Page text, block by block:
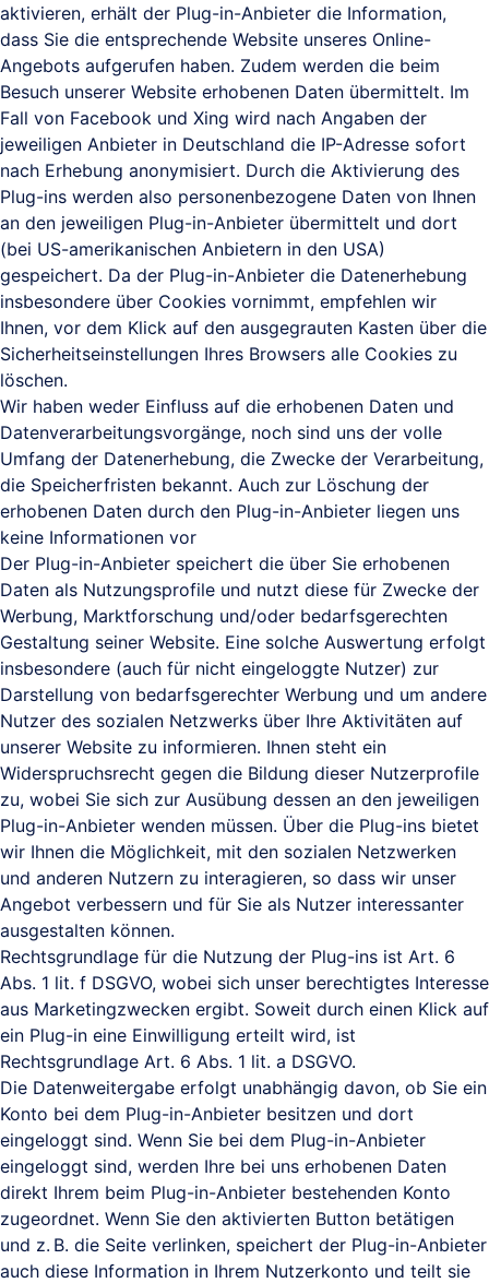
aktivieren, erhält der Plug-in-Anbieter die Information,
dass Sie die entsprechende Website unseres Online-
Angebots aufgerufen haben. Zudem werden die beim
Besuch unserer Website erhobenen Daten übermittelt. Im
Fall von Facebook und Xing wird nach Angaben der
jeweiligen Anbieter in Deutschland die IP-Adresse sofort
nach Erhebung anonymisiert. Durch die Aktivierung des
Plug-ins werden also personenbezogene Daten von Ihnen
an den jeweiligen Plug-in-Anbieter übermittelt und dort
(bei US-amerikanischen Anbietern in den USA)
gespeichert. Da der Plug-in-Anbieter die Datenerhebung
insbesondere über Cookies vornimmt, empfehlen wir
Ihnen, vor dem Klick auf den ausgegrauten Kasten über die
Sicherheitseinstellungen Ihres Browsers alle Cookies zu
löschen.
Wir haben weder Einfluss auf die erhobenen Daten und
Datenverarbeitungsvorgänge, noch sind uns der volle
Umfang der Datenerhebung, die Zwecke der Verarbeitung,
die Speicherfristen bekannt. Auch zur Löschung der
erhobenen Daten durch den Plug-in-Anbieter liegen uns
keine Informationen vor
Der Plug-in-Anbieter speichert die über Sie erhobenen
Daten als Nutzungsprofile und nutzt diese für Zwecke der
Werbung, Marktforschung und/oder bedarfsgerechten
Gestaltung seiner Website. Eine solche Auswertung erfolgt
insbesondere (auch für nicht eingeloggte Nutzer) zur
Darstellung von bedarfsgerechter Werbung und um andere
Nutzer des sozialen Netzwerks über Ihre Aktivitäten auf
unserer Website zu informieren. Ihnen steht ein
Widerspruchsrecht gegen die Bildung dieser Nutzerprofile
zu, wobei Sie sich zur Ausübung dessen an den jeweiligen
Plug-in-Anbieter wenden müssen. Über die Plug-ins bietet
wir Ihnen die Möglichkeit, mit den sozialen Netzwerken
und anderen Nutzern zu interagieren, so dass wir unser
Angebot verbessern und für Sie als Nutzer interessanter
ausgestalten können.
Rechtsgrundlage für die Nutzung der Plug-ins ist Art. 6
Abs. 1 lit. f DSGVO, wobei sich unser berechtigtes Interesse
aus Marketingzwecken ergibt. Soweit durch einen Klick auf
ein Plug-in eine Einwilligung erteilt wird, ist
Rechtsgrundlage Art. 6 Abs. 1 lit. a DSGVO.
Die Datenweitergabe erfolgt unabhängig davon, ob Sie ein
Konto bei dem Plug-in-Anbieter besitzen und dort
eingeloggt sind. Wenn Sie bei dem Plug-in-Anbieter
eingeloggt sind, werden Ihre bei uns erhobenen Daten
direkt Ihrem beim Plug-in-Anbieter bestehenden Konto
zugeordnet. Wenn Sie den aktivierten Button betätigen
und z. B. die Seite verlinken, speichert der Plug-in-Anbieter
auch diese Information in Ihrem Nutzerkonto und teilt sie